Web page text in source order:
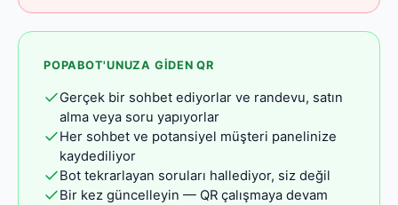
POPABOT'UNUZA GIDEN QR
Gerçek bir sohbet ediyorlar ve randevu, satın
alma veya soru yapıyorlar
Her sohbet ve potansiyel müşteri panelinize
kaydediliyor
Bot tekrarlayan soruları hallediyor, siz değil
Bir kez güncelleyin — QR çalışmaya devam